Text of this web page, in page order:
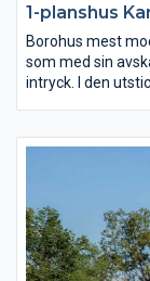
1-planshus
Borohus mest
som med sin
intryck. I den
som en effekt av